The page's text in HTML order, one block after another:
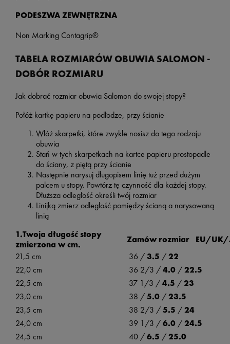
PODESZWA ZEWNĘTRZNA
Non Marking Contagrip®
TABELA ROZMIARÓW OBUWIA SALOMON -
DOBÓR ROZMIARU
Jak dobrać rozmiar obuwia Salomon do swojej stopy?
Połóż kartkę papieru na podłodze, przy ścianie
Włóż skarpetki, które zwykle nosisz do tego rodzaju
obuwia
Stań w tych skarpetkach na kartce papieru prostopadle
do ściany, z piętą przy ścianie
Następnie narysuj długopisem linię tuż przed dużym
palcem u stopy. Powtórz tę czynność dla każdej stopy.
Dłuższa odległość określi twój rozmiar
Linijką zmierz odległość pomiędzy ścianą a narysowaną
linią
1.Twoja długość stopy
zmierzona w cm.
Zamów rozmiar EU/UK/
21,5 cm
36 /3.5 /22
22,0 cm
36 2/3 /4.0 /22.5
22,5 cm
37 1/3 /4.5 /23
23,0 cm
38 / 5.0 /23.5
23,5 cm
38 2/3 / 5.5 /24
24,0 cm
39 1/3 /6.0 /24.5
24,5 cm
40 /6.5 /25.0